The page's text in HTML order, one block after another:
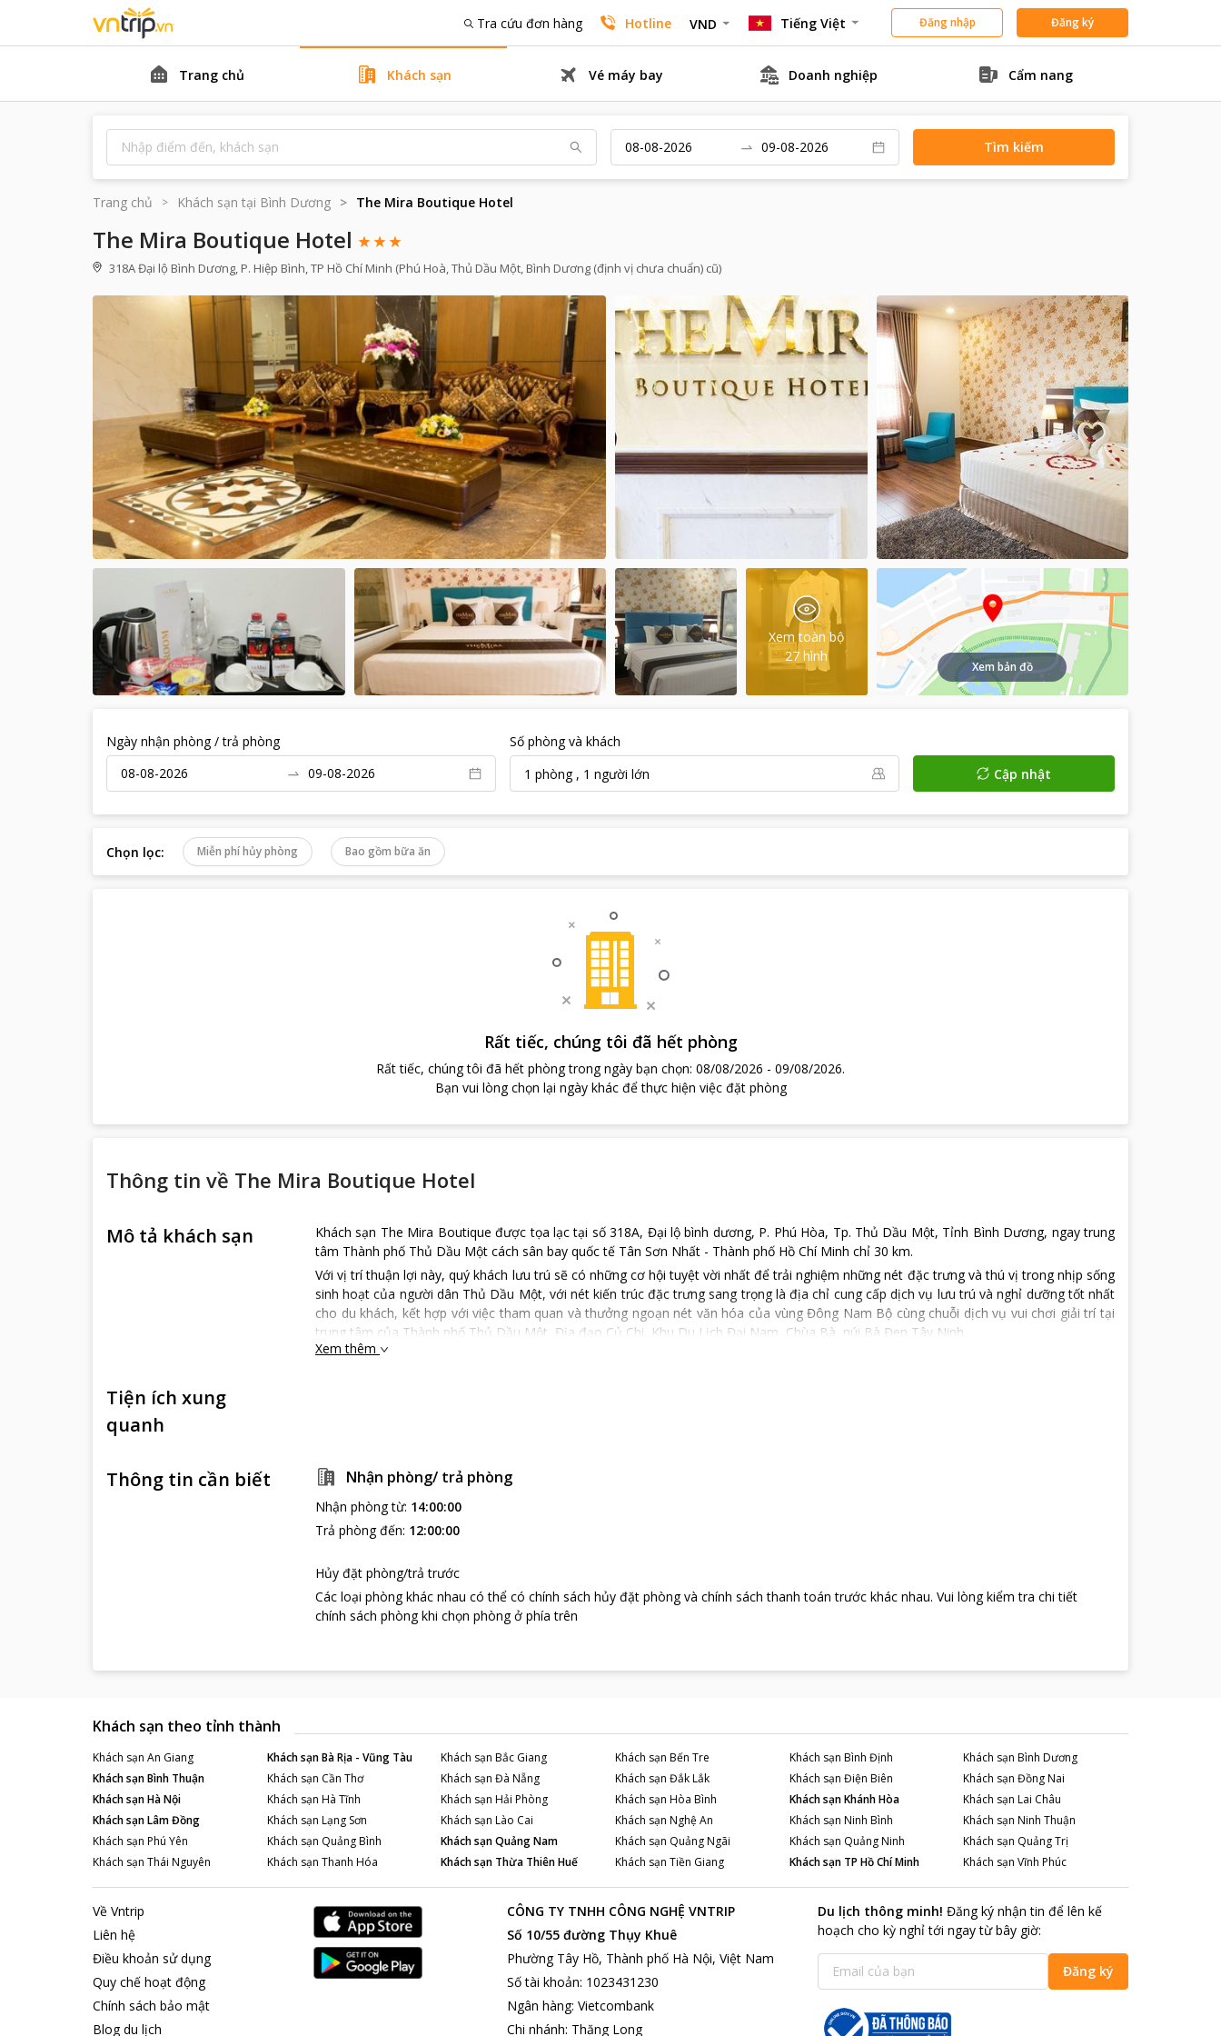
Tra cứu đơn hàng Hotline VND Tiếng Việt Đăng nhập Đăng ký
Trang chủ Khách sạn Vé máy bay Doanh nghiệp Cẩm nang
Tìm kiếm
Trang chủ Khách sạn tại Bình Dương The Mira Boutique Hotel
The Mira Boutique Hotel
318A Đại lộ Bình Dương, P. Hiệp Bình, TP Hồ Chí Minh (Phú Hoà, Thủ Dầu Một, Bình Dương (định vị chưa chuẩn) cũ)
Xem toàn bộ
27 hình
Xem bản đồ
Ngày nhận phòng / trả phòng
Số phòng và khách
1 phòng, 1 người lớn Cập nhật
Chọn lọc: Miễn phí hủy phòng Bao gồm bữa ăn
Rất tiếc, chúng tôi đã hết phòng
Rất tiếc, chúng tôi đã hết phòng trong ngày bạn chọn: 08/08/2026 - 09/08/2026.
Bạn vui lòng chọn lại ngày khác để thực hiện việc đặt phòng
Thông tin về The Mira Boutique Hotel
Mô tả khách sạn
Khách sạn The Mira Boutique được tọa lạc tại số 318A, Đại lộ bình dương, P. Phú Hòa, Tp. Thủ Dầu Một, Tỉnh Bình Dương, ngay trung
tâm Thành phố Thủ Dầu Một cách sân bay quốc tế Tân Sơn Nhất - Thành phố Hồ Chí Minh chỉ 30 km.
Với vị trí thuận lợi này, quý khách lưu trú sẽ có những cơ hội tuyệt vời nhất để trải nghiệm những nét đặc trưng và thú vị trong nhịp sống
sinh hoạt của người dân Thủ Dầu Một, với nét kiến trúc đặc trưng sang trọng là địa chỉ cung cấp dịch vụ lưu trú và nghỉ dưỡng tốt nhất
cho du khách, kết hợp với việc tham quan và thưởng ngoạn nét văn hóa của vùng Đông Nam Bộ cùng chuỗi dịch vụ vui chơi giải trí tại
trung tâm của Thành phố Thủ Dầu Một, Địa đạo Củ Chi, Khu Du Lịch Đại Nam, Chùa Bà, núi Bà Đen Tây Ninh …
Khách sạn The Mira Botuique liên tục có những thay đổi, làm mới dịch vụ để trở thành một nơi lý tưởng dành cho khách du lịch, thương
Xem thêm
Tiện ích xung
quanh
Thông tin cần biết Nhận phòng/ trả phòng
Nhận phòng từ: 14:00:00
Trả phòng đến: 12:00:00
Hủy đặt phòng/trả trước
Các loại phòng khác nhau có thể có chính sách hủy đặt phòng và chính sách thanh toán trước khác nhau. Vui lòng kiểm tra chi tiết
chính sách phòng khi chọn phòng ở phía trên
Khách sạn theo tỉnh thành
Khách sạn An Giang Khách sạnBà Rịa - Vũng Tàu Khách sạn Bắc Giang Khách sạn Bến Tre Khách sạn Bình Định Khách sạn Bình Dương
Khách sạnBình Thuận Khách sạn Cần Thơ Khách sạn Đà Nẵng Khách sạn Đắk Lắk Khách sạn Điện Biên Khách sạn Đồng Nai
Khách sạnHà Nội Khách sạn Hà Tĩnh Khách sạn Hải Phòng Khách sạn Hòa Bình Khách sạnKhánh Hòa Khách sạn Lai Châu
Khách sạnLâm Đồng Khách sạn Lạng Sơn Khách sạn Lào Cai Khách sạn Nghệ An Khách sạn Ninh Bình Khách sạn Ninh Thuận
Khách sạn Phú Yên Khách sạn Quảng Bình Khách sạnQuảng Nam Khách sạn Quảng Ngãi Khách sạn Quảng Ninh Khách sạn Quảng Trị
Khách sạn Thái Nguyên Khách sạn Thanh Hóa Khách sạn Thừa Thiên Huế Khách sạn Tiền Giang Khách sạn TP Hồ Chí Minh Khách sạn Vĩnh Phúc
Về Vntrip
Liên hệ
Điều khoản sử dụng
Quy chế hoạt động
Chính sách bảo mật
Blog du lịch
CÔNG TY TNHH CÔNG NGHỆ VNTRIP
Số 10/55 đường Thụy Khuê
Phường Tây Hồ, Thành phố Hà Nội, Việt Nam
Số tài khoản: 1023431230
Ngân hàng: Vietcombank
Chi nhánh: Thăng Long
Du lịch thông minh! Đăng ký nhận tin để lên kế
hoạch cho kỳ nghỉ tới ngay từ bây giờ:
Đăng ký